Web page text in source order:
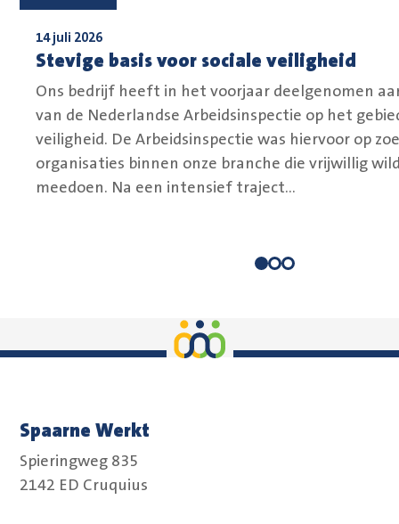
Stevige basis voor sociale veiligheid
14 juli 2026
Ons bedrijf heeft in het voorjaar deelgenomen
van de Nederlandse Arbeidsinspectie op het
veiligheid. De Arbeidsinspectie was hiervoor op
organisaties binnen onze branche die vrijwillig
meedoen. Na een intensief traject...
Spaarne Werkt
Spieringweg 835
2142 ED Cruquius